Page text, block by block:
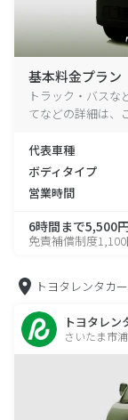
基本料金プラン
トラック・バス
てなどの詳細は、
代表車種
ボディタイプ
営業時間
6時間まで5,500
免責補償制度
トヨタレンタカ
トヨタレン
さいたま市